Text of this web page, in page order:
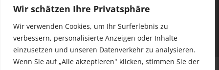
Wir schätzen Ihre Privatsphäre
Wir verwenden Cookies, um Ihr Surferlebnis zu
verbessern, personalisierte Anzeigen oder Inhalte
einzusetzen und unseren Datenverkehr zu analysieren.
Wenn Sie auf „Alle akzeptieren" klicken, stimmen Sie der
Frenzel